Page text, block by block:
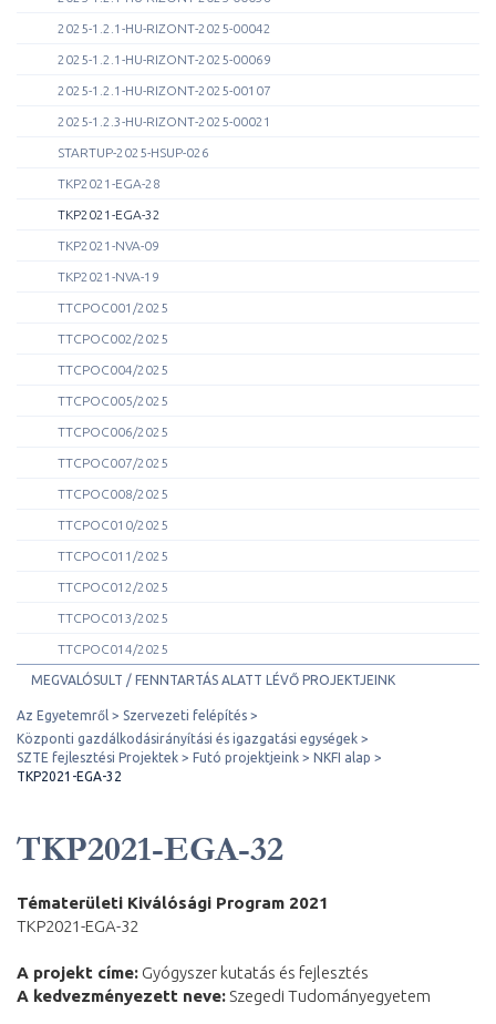
2025-1.2.1-HU-RIZONT-2025-00042
2025-1.2.1-HU-RIZONT-2025-00069
2025-1.2.1-HU-RIZONT-2025-00107
2025-1.2.3-HU-RIZONT-2025-00021
STARTUP-2025-HSUP-026
TKP2021-EGA-28
TKP2021-EGA-32
TKP2021-NVA-09
TKP2021-NVA-19
TTCPOC001/2025
TTCPOC002/2025
TTCPOC004/2025
TTCPOC005/2025
TTCPOC006/2025
TTCPOC007/2025
TTCPOC008/2025
TTCPOC010/2025
TTCPOC011/2025
TTCPOC012/2025
TTCPOC013/2025
TTCPOC014/2025
MEGVALÓSULT / FENNTARTÁS ALATT LÉVŐ PROJEKTJEINK
Az Egyetemről
Szervezeti felépítés
Központi gazdálkodásirányítási és igazgatási egységek
SZTE fejlesztési Projektek
Futó projektjeink
NKFI alap
TKP2021-EGA-32
TKP2021-EGA-32
Tématerületi Kiválósági Program 2021
TKP2021-EGA-32
A projekt címe: Gyógyszer kutatás és fejlesztés
A kedvezményezett neve: Szegedi Tudományegyetem